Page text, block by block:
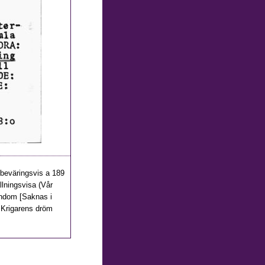
a 189
(Vår
[Saknas i
dröm